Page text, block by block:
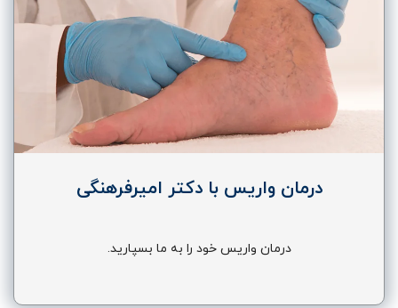
درمان واریس با دکتر امیرفرهنگی
درمان واریس خود را به ما بسپارید.